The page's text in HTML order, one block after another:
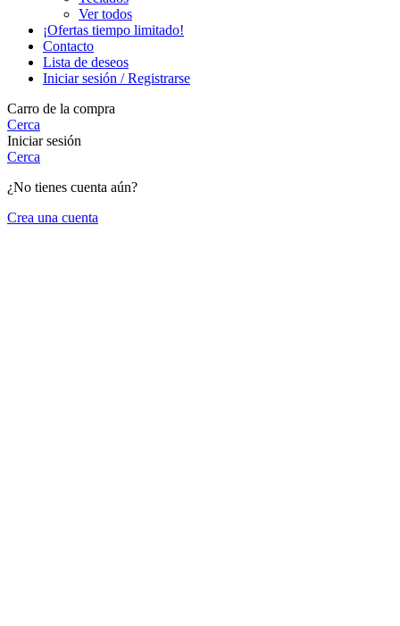
Ver todos
¡Ofertas tiempo limitado!
Contacto
Lista de deseos
Iniciar sesión / Registrarse
Carro de la compra
Cerca
Iniciar sesión
Cerca
¿No tienes cuenta aún?
Crea una cuenta